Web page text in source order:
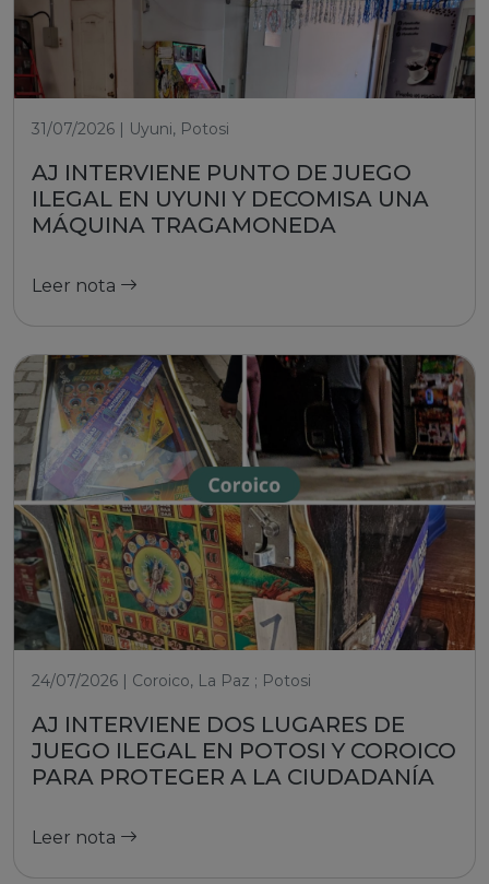
31/07/2026 | Uyuni, Potosi
AJ INTERVIENE PUNTO DE JUEGO
ILEGAL EN UYUNI Y DECOMISA UNA
MÁQUINA TRAGAMONEDA
Leer nota
24/07/2026 | Coroico, La Paz ; Potosi
AJ INTERVIENE DOS LUGARES DE
JUEGO ILEGAL EN POTOSI Y COROICO
PARA PROTEGER A LA CIUDADANÍA
Leer nota